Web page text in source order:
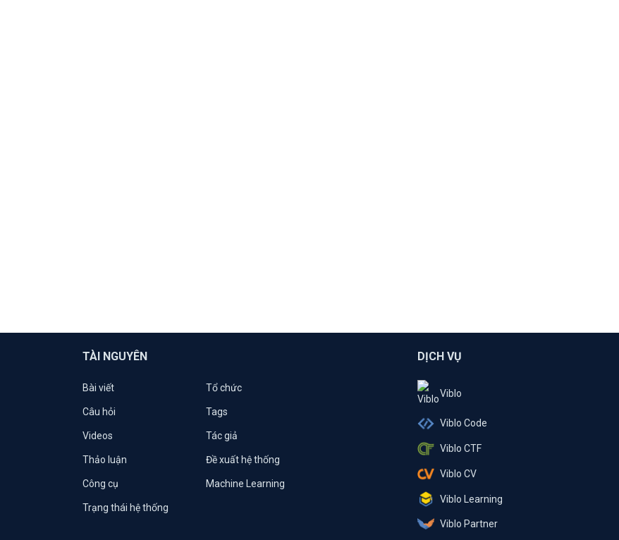
TÀI NGUYÊN
Bài viết Tổ chức
Câu hỏi Tags
Videos Tác giả
Thảo luận Đề xuất hệ thống
Công cụ Machine Learning
Trạng thái hệ thống
DỊCH VỤ
Viblo
Viblo Code
Viblo CTF
Viblo CV
Viblo Learning
Viblo Partner